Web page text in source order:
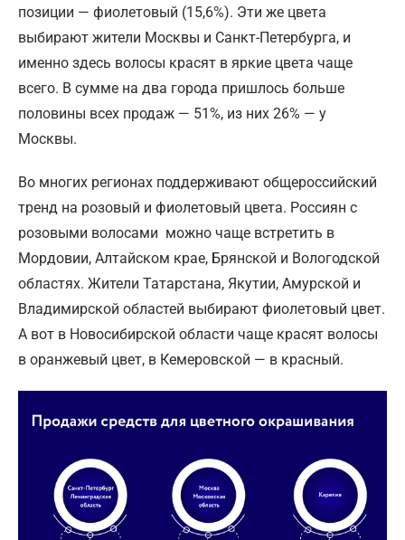
позиции — фиолетовый (15,6%). Эти же цвета
выбирают жители Москвы и Санкт-Петербурга, и
именно здесь волосы красят в яркие цвета чаще
всего. В сумме на два города пришлось больше
половины всех продаж — 51%, из них 26% — у
Москвы.
Во многих регионах поддерживают общероссийский
тренд на розовый и фиолетовый цвета. Россиян с
розовыми волосами можно чаще встретить в
Мордовии, Алтайском крае, Брянской и Вологодской
областях. Жители Татарстана, Якутии, Амурской и
Владимирской областей выбирают фиолетовый цвет.
А вот в Новосибирской области чаще красят волосы
в оранжевый цвет, в Кемеровской — в красный.